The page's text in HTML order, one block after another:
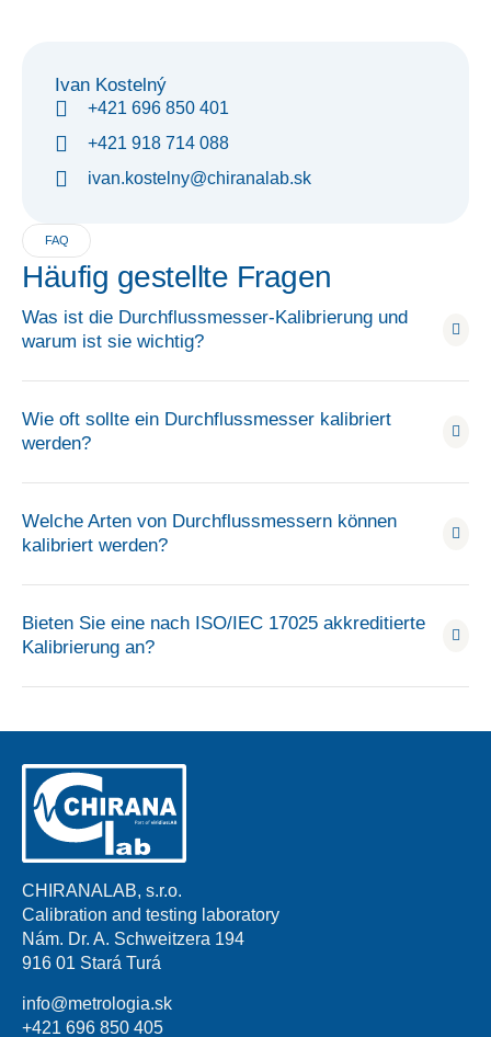
Ivan Kostelný
+421 696 850 401
+421 918 714 088
ivan.kostelny@chiranalab.sk
FAQ
Häufig gestellte Fragen
Was ist die Durchflussmesser-Kalibrierung und
warum ist sie wichtig?
Wie oft sollte ein Durchflussmesser kalibriert
werden?
Welche Arten von Durchflussmessern können
kalibriert werden?
Bieten Sie eine nach ISO/IEC 17025 akkreditierte
Kalibrierung an?
CHIRANALAB, s.r.o.
Calibration and testing laboratory
Nám. Dr. A. Schweitzera 194
916 01 Stará Turá
info@metrologia.sk
+421 696 850 405